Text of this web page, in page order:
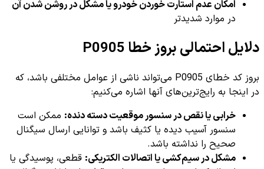
امکان عدم استارت خوردن خودرو یا مشکل در روشن شدن آن
در موارد شدیدتر
دلایل احتمالی بروز خطا P0905
بروز کد خطای P0905 می‌تواند ناشی از عوامل مختلفی باشد، که
در اینجا به رایج‌ترین‌های آنها اشاره می‌کنیم:
خرابی یا نقص در سنسور موقعیت دسته دنده: ممکن است
سنسور آسیب دیده یا کثیف باشد و توانایی ارسال سیگنال
صحیح را نداشته باشد.
مشکل در سیم‌کشی یا اتصالات الکتریکی: قطعی، پوسیدگی یا